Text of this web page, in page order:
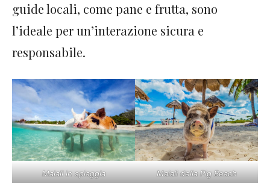
guide locali, come pane e frutta, sono
l’ideale per un’interazione sicura e
responsabile.
Maiali in spiaggia Maiali della Pig Beach